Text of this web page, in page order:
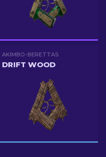
AKIMBO-BERETTAS
DRIFT WOOD